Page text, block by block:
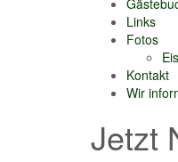
Links
Fotos
Kontakt
Wir
Jetzt